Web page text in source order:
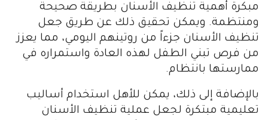
مبكرة أهمية تنظيف الأسنان بطريقة صحيحة
ومنتظمة. ويمكن تحقيق ذلك عن طريق جعل
تنظيف الأسنان جزءاً من روتينهم اليومي، مما يعزز
من فرص تبني الطفل لهذه العادة واستمراره في
ممارستها بانتظام.
بالإضافة إلى ذلك، يمكن للأهل استخدام أساليب
تعليمية مبتكرة لجعل عملية تنظيف الأسنان